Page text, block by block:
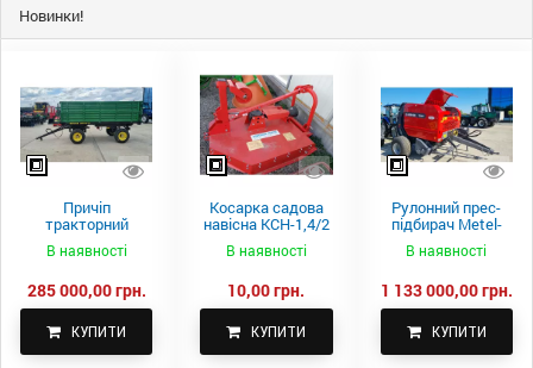
Новинки!
Причіп
тракторний
самоскидний
Spike 2 ПТС-4
В наявності
285 000,00 грн.
КУПИТИ
Косарка садова
навісна КСН-1,4/2
В наявності
10,00 грн.
КУПИТИ
Рулонний прес-
підбирач Metel-
Fach Z 587
В наявності
1 133 000,00 грн.
КУПИТИ